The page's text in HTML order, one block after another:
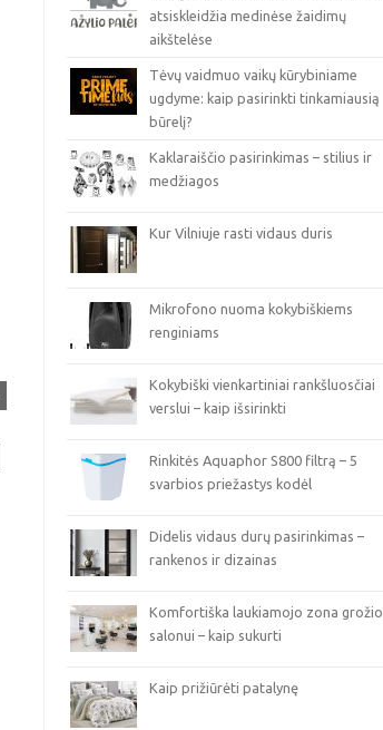
atsiskleidžia medinėse žaidimų
aikštelėse
Tėvų vaidmuo vaikų kūrybiniame
ugdyme: kaip pasirinkti tinkamiausią
būrelį?
Kaklaraiščio pasirinkimas – stilius ir
medžiagos
Kur Vilniuje rasti vidaus duris
Mikrofono nuoma kokybiškiems
renginiams
Kokybiški vienkartiniai rankšluosčiai
verslui – kaip išsirinkti
Rinkitės Aquaphor S800 filtrą – 5
svarbios priežastys kodėl
Didelis vidaus durų pasirinkimas –
rankenos ir dizainas
Komfortiška laukiamojo zona grožio
salonui – kaip sukurti
Kaip prižiūrėti patalynę